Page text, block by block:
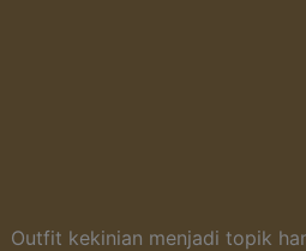
Outfit kekinian menjadi topik